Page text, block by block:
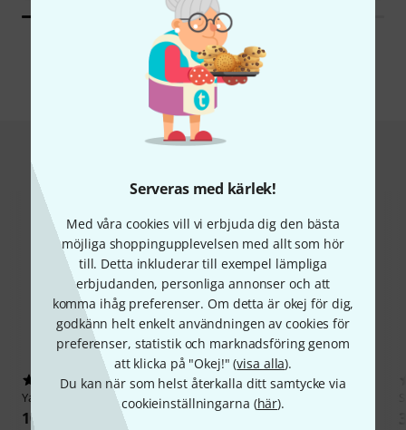
Serveras med kärlek!
Med våra cookies vill vi erbjuda dig den bästa
möjliga shoppingupplevelsen med allt som hör
till. Detta inkluderar till exempel lämpliga
erbjudanden, personliga annonser och att
komma ihåg preferenser. Om detta är okej för dig,
godkänn helt enkelt användningen av cookies för
preferenser, statistik och marknadsföring genom
att klicka på "Okej!" (visa alla).
Du kan när som helst återkalla ditt samtycke via
cookieinställningarna (här).
Alla märken
261
Yamaha YAS-280 Alto Sax
10 890 kr
38
StartoneSBS-75 Baritone Sax